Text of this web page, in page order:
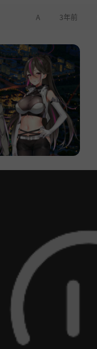
A 3年前